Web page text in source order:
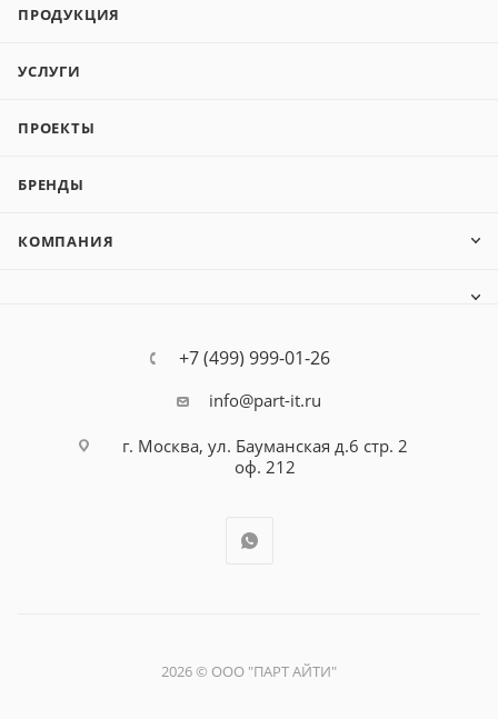
ПРОДУКЦИЯ
УСЛУГИ
ПРОЕКТЫ
БРЕНДЫ
КОМПАНИЯ
+7 (499) 999-01-26
info@part-it.ru
г. Москва, ул. Бауманская д.6 стр. 2
оф. 212
2026 © ООО "ПАРТ АЙТИ"